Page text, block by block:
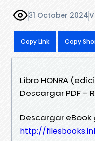
31 October 2024
Copy Link Copy
Libro HONRA
Descargar PDF -
Descargar
http://